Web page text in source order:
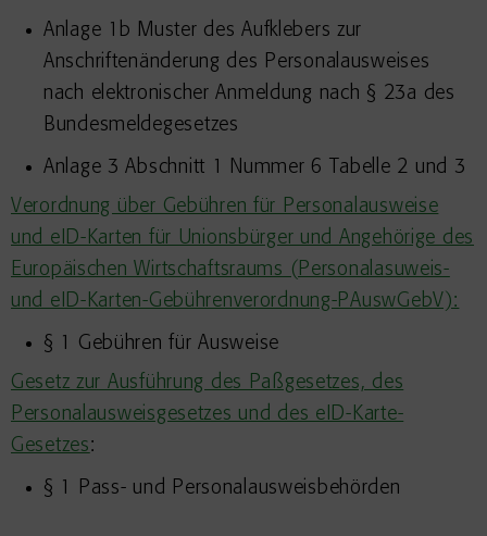
Anlage 1b Muster des Aufklebers zur
Anschriftenänderung des Personalausweises
nach elektronischer Anmeldung nach § 23a des
Bundesmeldegesetzes
Anlage 3 Abschnitt 1 Nummer 6 Tabelle 2 und 3
Verordnung über Gebühren für Personalausweise
und eID-Karten für Unionsbürger und Angehörige des
Europäischen Wirtschaftsraums (Personalasuweis-
und eID-Karten-Gebührenverordnung-PAuswGebV):
§ 1 Gebühren für Ausweise
Gesetz zur Ausführung des Paßgesetzes, des
Personalausweisgesetzes und des eID-Karte-
Gesetzes:
§ 1 Pass- und Personalausweisbehörden